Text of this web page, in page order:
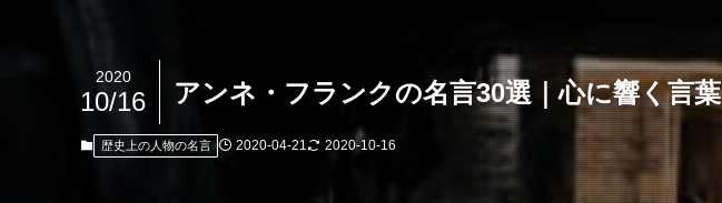
アンネ・フランクの名言30選｜心に響く言葉
2020
10/16
歴史上の人物の名言 2020-04-21 2020-10-16